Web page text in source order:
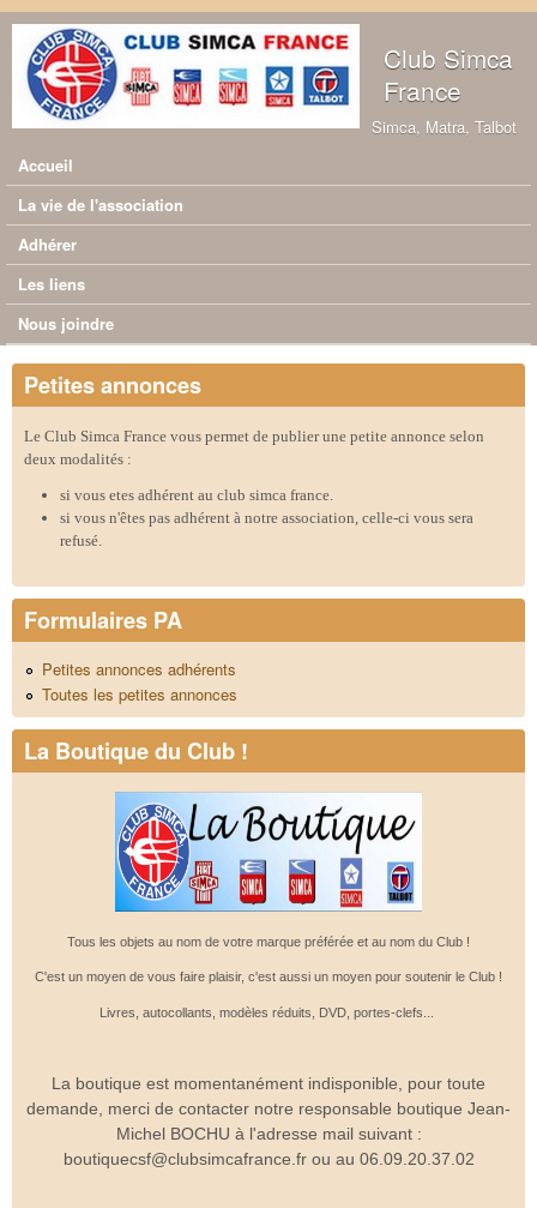
Aller au contenu principal
Club Simca
France
Simca, Matra, Talbot
Menu principal
Accueil
La vie de l'association
Adhérer
Les liens
Nous joindre
Petites annonces
Le Club Simca France vous permet de publier une petite annonce selon
deux modalités :
si vous etes adhérent au club simca france.
si vous n'êtes pas adhérent à notre association, celle-ci vous sera
refusé.
Formulaires PA
Petites annonces adhérents
Toutes les petites annonces
La Boutique du Club !
Tous les objets au nom de votre marque préférée et au nom du Club !
C'est un moyen de vous faire plaisir, c'est aussi un moyen pour soutenir le Club !
Livres, autocollants, modèles réduits, DVD, portes-clefs...
La boutique est momentanément indisponible, pour toute
demande, merci de contacter notre responsable boutique Jean-
Michel BOCHU à l'adresse mail suivant :
boutiquecsf@clubsimcafrance.fr ou au 06.09.20.37.02